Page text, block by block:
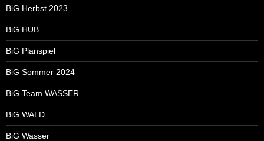
BiG Herbst 2023
BiG HUB
BiG Planspiel
BiG Sommer 2024
BiG Team WASSER
BiG WALD
BiG Wasser